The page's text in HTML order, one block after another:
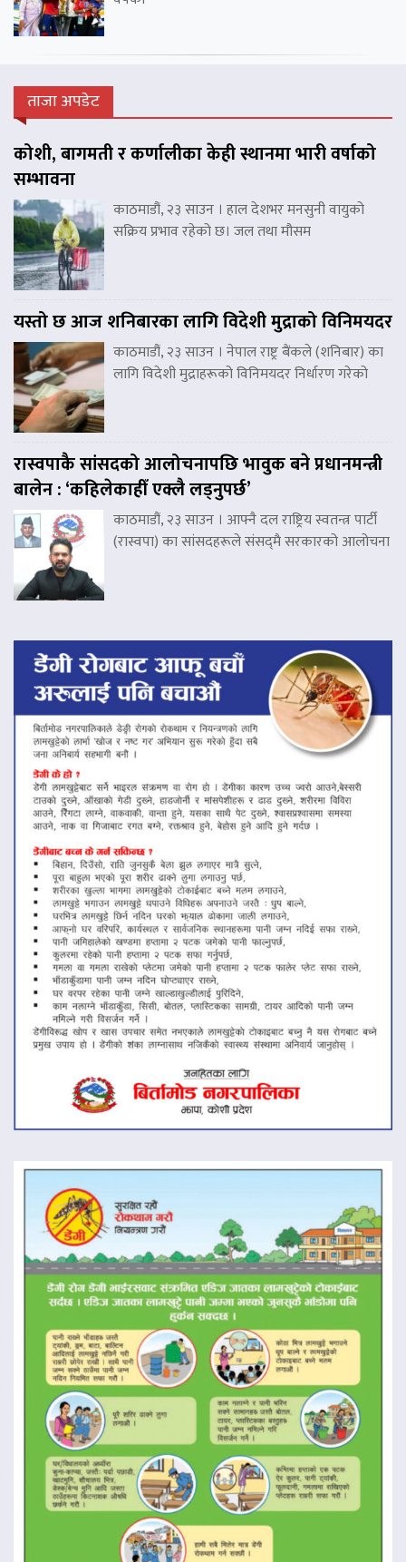
ताजा अपडेट
कोशी, बागमती र कर्णालीका केही स्थानमा भारी वर्षाको
सम्भावना
काठमाडौं, २३ साउन । हाल देशभर मनसुनी वायुको
सक्रिय प्रभाव रहेको छ। जल तथा मौसम
यस्तो छ आज शनिबारका लागि विदेशी मुद्राको विनिमयदर
काठमाडौं, २३ साउन । नेपाल राष्ट्र बैंकले (शनिबार) का
लागि विदेशी मुद्राहरूको विनिमयदर निर्धारण गरेको
रास्वपाकै सांसदको आलोचनापछि भावुक बने प्रधानमन्त्री
बालेन : ‘कहिलेकाहीँ एक्लै लड्नुपर्छ’
काठमाडौं, २३ साउन । आफ्नै दल राष्ट्रिय स्वतन्त्र पार्टी
(रास्वपा) का सांसदहरूले संसद्‌मै सरकारको आलोचना